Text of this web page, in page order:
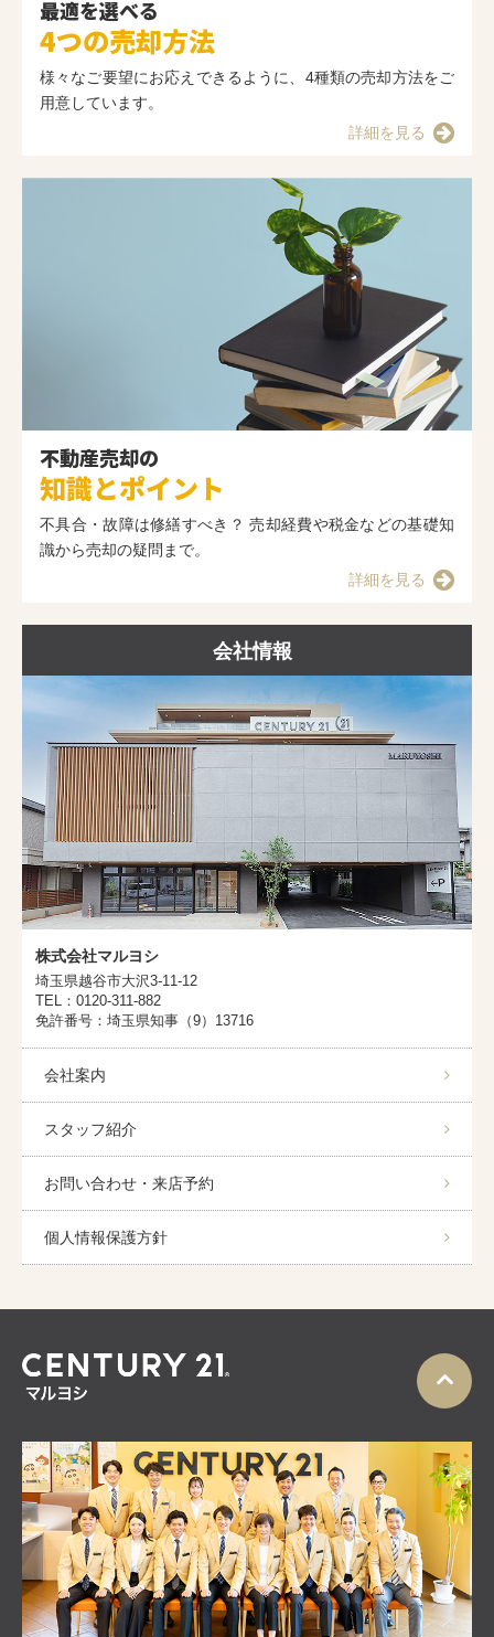
最適を選べる
4つの売却方法
様々なご要望にお応えできるように、4種類の売却方法をご
用意しています。
詳細を見る
不動産売却の
知識とポイント
不具合・故障は修繕すべき？ 売却経費や税金などの基礎知
識から売却の疑問まで。
詳細を見る
会社情報
株式会社マルヨシ
埼玉県越谷市大沢3-11-12
TEL：0120-311-882
免許番号：埼玉県知事（9）13716
会社案内
スタッフ紹介
お問い合わせ・来店予約
個人情報保護方針